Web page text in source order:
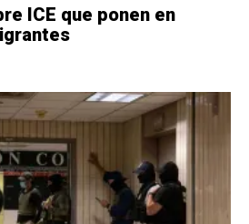
ICE que ponen en